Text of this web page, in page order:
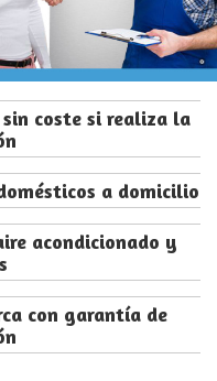
coste si realiza la
a domicilio
acondicionado y
con garantía de